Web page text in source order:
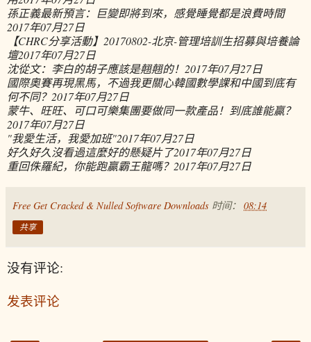
孫正義最新預言：巨變即將到來，感覺睡覺都是浪費時間
2017年07月27日
【CHRC分享活動】20170802-北京-管理培訓生招募與培養論
壇2017年07月27日
沈從文：李白的胡子應該是翹翹的！ 2017年07月27日
國際奧賽再現黑馬，不過我更關心韓國數學課和中國到底有
何不同？ 2017年07月27日
蒙牛、旺旺、可口可樂集團要做同一款產品！到底誰能贏？
2017年07月27日
"我愛生活，我愛加班"2017年07月27日
好久好久沒看過這麼好的懸疑片了2017年07月27日
重回侏羅紀，你能跑贏霸王龍嗎？ 2017年07月27日
Free Get Cracked & Nulled Software Downloads 时间： 08:14
共享
没有评论:
发表评论